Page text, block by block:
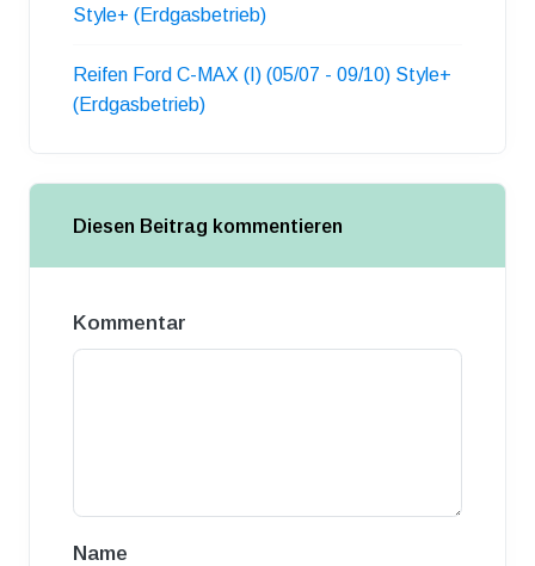
Style+ (Erdgasbetrieb)
Reifen Ford C-MAX (I) (05/07 - 09/10) Style+
(Erdgasbetrieb)
Diesen Beitrag kommentieren
Kommentar
Name